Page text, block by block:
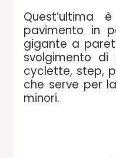
Quest’ultima
pavimento in
gigante a
svolgimento di
cyclette, step,
che serve per
minori.